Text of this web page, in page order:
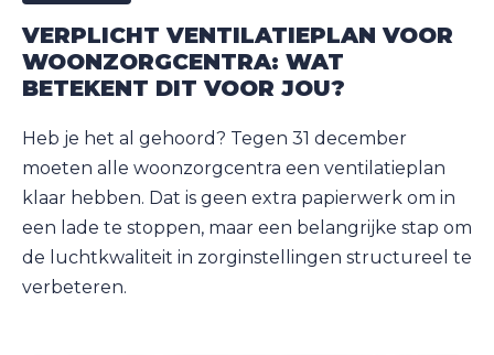
VERPLICHT VENTILATIEPLAN VOOR
WOONZORGCENTRA: WAT
BETEKENT DIT VOOR JOU?
Heb je het al gehoord? Tegen 31 december
moeten alle woonzorgcentra een ventilatieplan
klaar hebben. Dat is geen extra papierwerk om in
een lade te stoppen, maar een belangrijke stap om
de luchtkwaliteit in zorginstellingen structureel te
verbeteren.